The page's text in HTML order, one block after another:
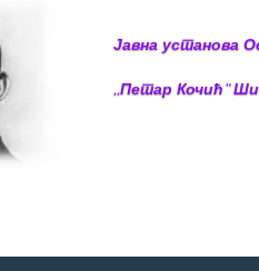
Јавна установа
,,Петар Кочић“